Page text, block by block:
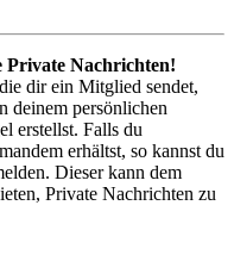
Private Nachrichten!
dir ein Mitglied sendet,
deinem persönlichen
erstellst. Falls du
erhältst, so kannst du
Dieser kann dem
Private Nachrichten zu